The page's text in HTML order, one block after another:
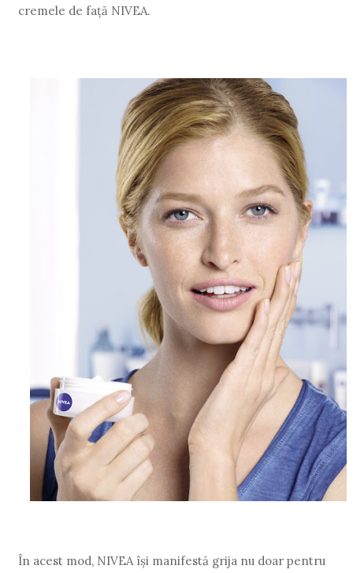
cremele de față NIVEA.
În acest mod, NIVEA îşi manifestă grija nu doar pentru